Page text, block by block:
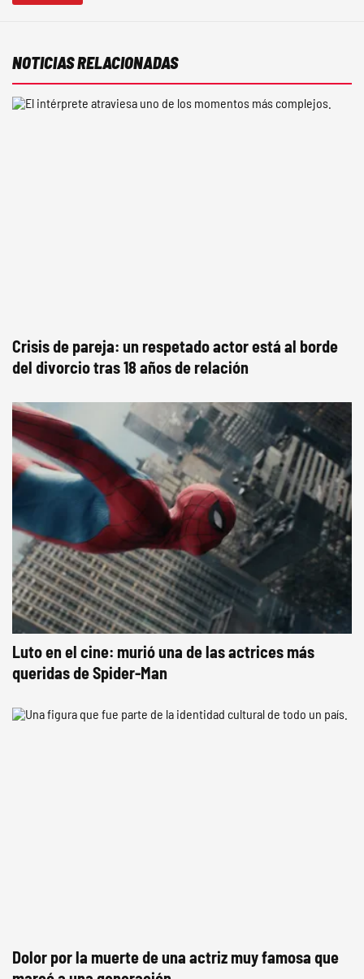
NOTICIAS RELACIONADAS
Crisis de pareja: un respetado actor está al borde
del divorcio tras 18 años de relación
Luto en el cine: murió una de las actrices más
queridas de Spider-Man
Dolor por la muerte de una actriz muy famosa que